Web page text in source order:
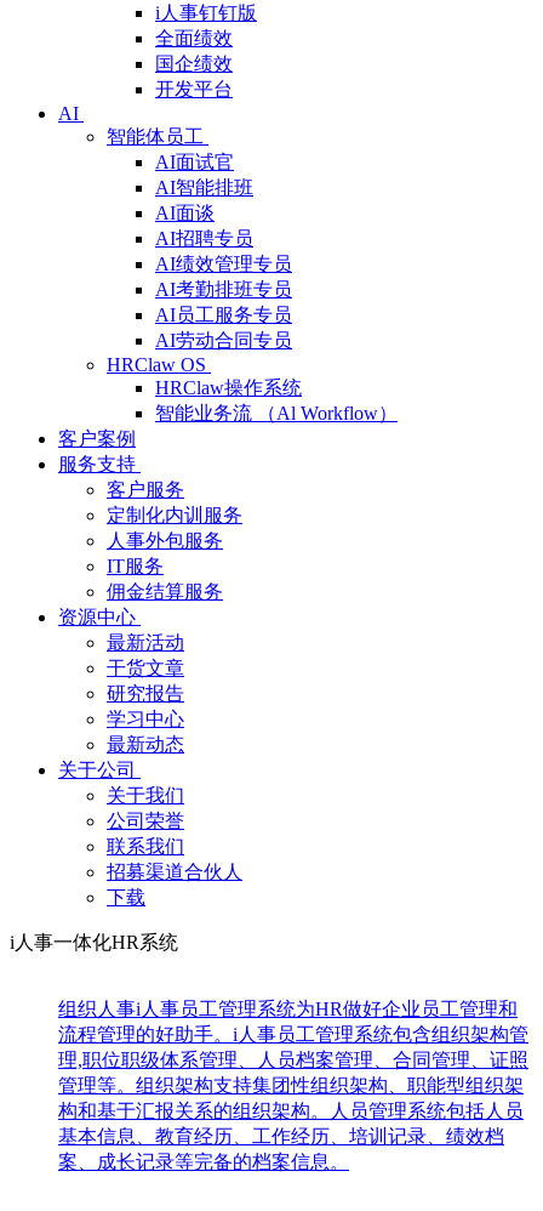
i人事钉钉版
全面绩效
国企绩效
开发平台
AI
智能体员工
AI面试官
AI智能排班
AI面谈
AI招聘专员
AI绩效管理专员
AI考勤排班专员
AI员工服务专员
AI劳动合同专员
HRClaw OS
HRClaw操作系统
智能业务流 （Al Workflow）
客户案例
服务支持
客户服务
定制化内训服务
人事外包服务
IT服务
佣金结算服务
资源中心
最新活动
干货文章
研究报告
学习中心
最新动态
关于公司
关于我们
公司荣誉
联系我们
招募渠道合伙人
下载
i人事一体化HR系统
组织人事i人事员工管理系统为HR做好企业员工管理和
流程管理的好助手。i人事员工管理系统包含组织架构管
理,职位职级体系管理、人员档案管理、合同管理、证照
管理等。组织架构支持集团性组织架构、职能型组织架
构和基于汇报关系的组织架构。人员管理系统包括人员
基本信息、教育经历、工作经历、培训记录、绩效档
案、成长记录等完备的档案信息。